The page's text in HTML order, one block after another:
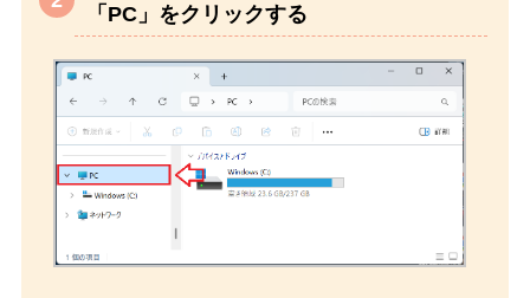
「PC」をクリックする